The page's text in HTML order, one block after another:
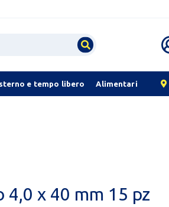
e tempo libero Alimentari
x 40 mm 15 pz